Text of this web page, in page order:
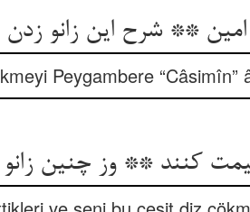
Peygambere “Câsimîn”
کنند ** وز چنین